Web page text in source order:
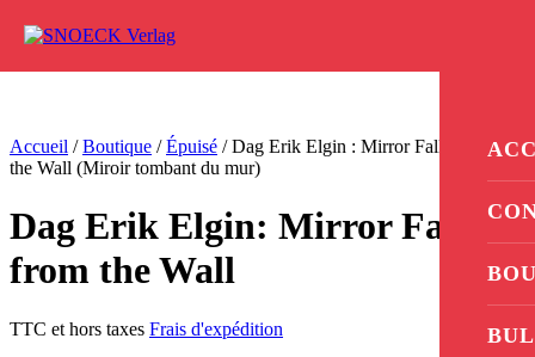
Accueil /Boutique /Épuisé / Dag Erik Elgin : Mirror Falling from
the Wall (Miroir tombant du mur)
Dag Erik Elgin: Mirror Falling
from the Wall
TTC et hors taxes Frais d'expédition